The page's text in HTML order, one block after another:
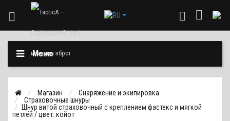
Меню
Магазин
Снаряжение и экипировка
Страховочные шнуры
Шнур витой страховочный с креплением фастекс и мягкой
петлёй / цвет: койот